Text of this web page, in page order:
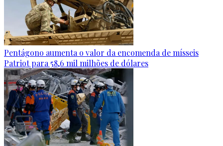
Pentágono aumenta o valor da encomenda de mísseis
Patriot para 58,6 mil milhões de dólares